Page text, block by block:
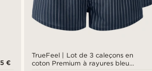
€
TrueFeel | Lot de 3 caleçons en
coton Premium à rayures bleu